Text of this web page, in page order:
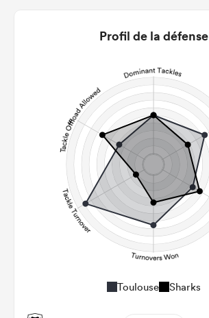
22m Conversion
Carries
Kicks
Post Contact Meters
Profil de la défense
Toulouse Sharks